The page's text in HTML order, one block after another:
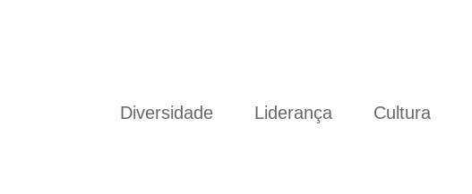
Diversidade Liderança Cultura